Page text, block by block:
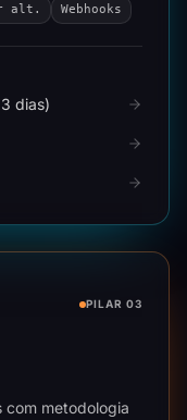
alt. Webhooks
dias)
PILAR 03
com metodologia